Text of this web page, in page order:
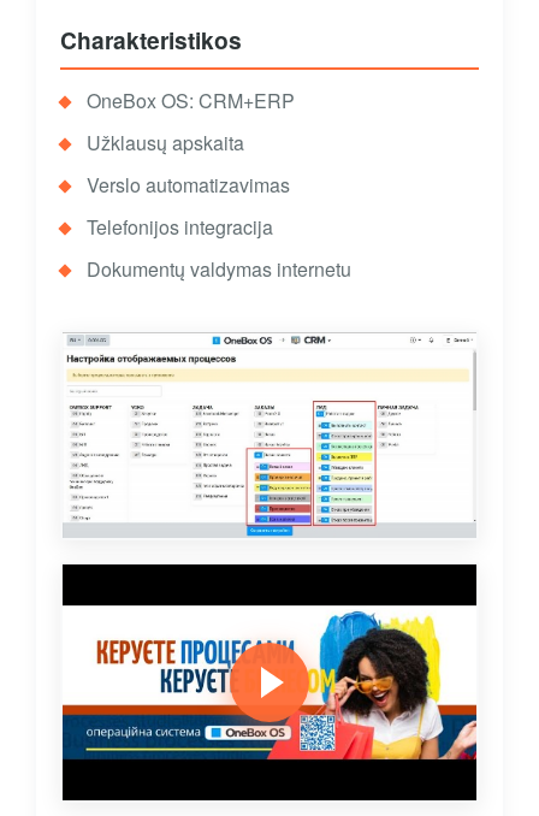
Charakteristikos
OneBox OS: CRM+ERP
Užklausų apskaita
Verslo automatizavimas
Telefonijos integracija
Dokumentų valdymas internetu